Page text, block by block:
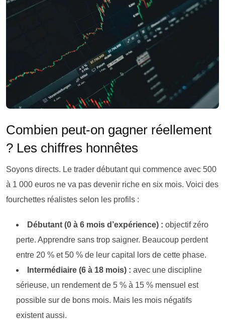
Combien peut-on gagner réellement
? Les chiffres honnêtes
Soyons directs. Le trader débutant qui commence avec 500
à 1 000 euros ne va pas devenir riche en six mois. Voici des
fourchettes réalistes selon les profils :
Débutant (0 à 6 mois d’expérience) : objectif zéro
perte. Apprendre sans trop saigner. Beaucoup perdent
entre 20 % et 50 % de leur capital lors de cette phase.
Intermédiaire (6 à 18 mois) : avec une discipline
sérieuse, un rendement de 5 % à 15 % mensuel est
possible sur de bons mois. Mais les mois négatifs
existent aussi.